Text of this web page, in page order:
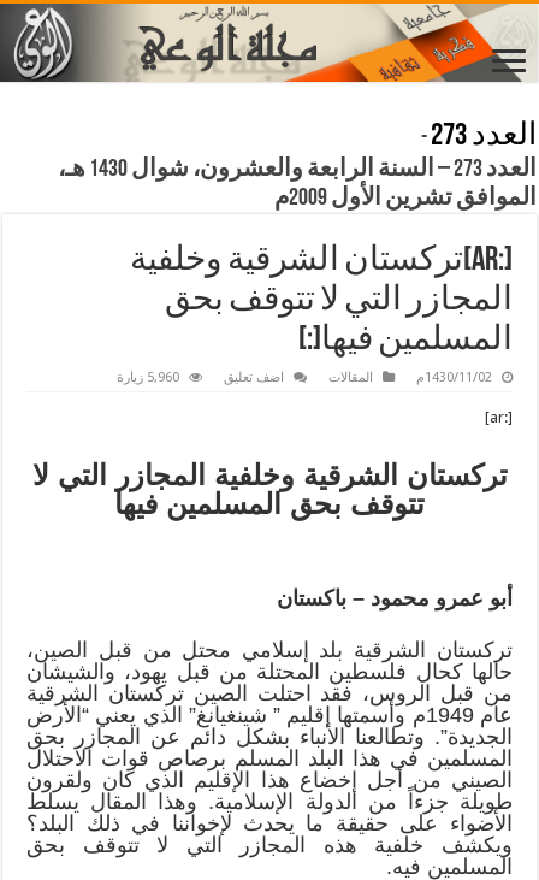
العدد 273
-
العدد 273 – السنة الرابعة والعشرون، شوال 1430 هـ،
الموافق تشرين الأول 2009م
[:ar]تركستان الشرقية وخلفية
المجازر التي لا تتوقف بحق
المسلمين فيها[:]
1430/11/02م المقالات اضف تعليق 5,960 زيارة
[:ar]
تركستان الشرقية وخلفية المجازر التي لا
تتوقف بحق المسلمين فيها
أبو عمرو محمود – باكستان
تركستان الشرقية بلد إسلامي محتل من قبل الصين،
حالها كحال فلسطين المحتلة من قبل يهود، والشيشان
من قبل الروس، فقد احتلت الصين تركستان الشرقية
عام 1949م وأسمتها إقليم ” شينغيانغ” الذي يعني “الأرض
الجديدة”. وتطالعنا الأنباء بشكل دائم عن المجازر بحق
المسلمين في هذا البلد المسلم برصاص قوات الاحتلال
الصيني من أجل إخضاع هذا الإقليم الذي كان ولقرون
طويلة جزءاً من الدولة الإسلامية. وهذا المقال يسلط
الأضواء على حقيقة ما يحدث لإخواننا في ذلك البلد؟
ويكشف خلفية هذه المجازر التي لا تتوقف بحق
المسلمين فيه.